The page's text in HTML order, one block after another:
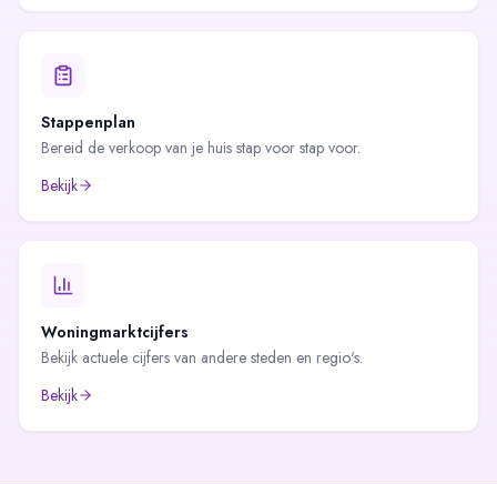
Stappenplan
Bereid de verkoop van je huis stap voor stap voor.
Bekijk
Woningmarktcijfers
Bekijk actuele cijfers van andere steden en regio's.
Bekijk